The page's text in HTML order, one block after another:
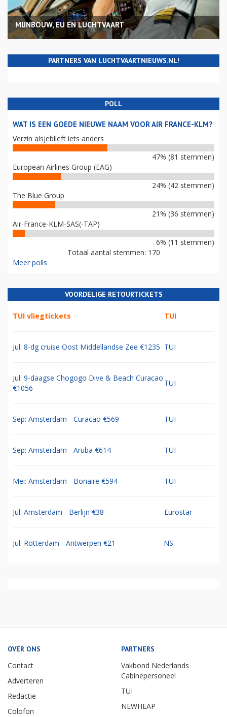
MIJNBOUW, EU EN LUCHTVAART
PARTNERS VAN LUCHTVAARTNIEUWS.NL!
POLL
WAT IS EEN GOEDE NIEUWE NAAM VOOR AIR FRANCE-KLM?
Verzin alsjeblieft iets anders
47% (81 stemmen)
European Airlines Group (EAG)
24% (42 stemmen)
The Blue Group
21% (36 stemmen)
Air-France-KLM-SAS(-TAP)
6% (11 stemmen)
Totaal aantal stemmen: 170
Meer polls
VOORDELIGE RETOURTICKETS
TUI vliegtickets TUI
Jul: 8-dg cruise Oost Middellandse Zee €1235 TUI
Jul: 9-daagse Chogogo Dive & Beach Curacao
€1056
TUI
Sep: Amsterdam - Curacao €569 TUI
Sep: Amsterdam - Aruba €614 TUI
Mei: Amsterdam - Bonaire €594 TUI
Jul: Amsterdam - Berlijn €38 Eurostar
Jul: Rotterdam - Antwerpen €21 NS
OVER ONS
Contact
Adverteren
Redactie
Colofon
PARTNERS
Vakbond Nederlands
Cabinepersoneel
TUI
NEWHEAP